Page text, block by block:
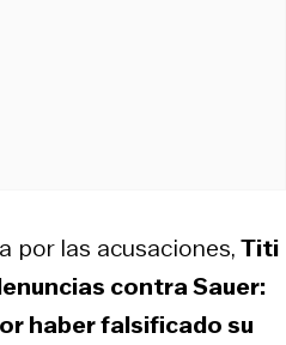
por las acusaciones,Titi
contra Sauer:
haber falsificado su